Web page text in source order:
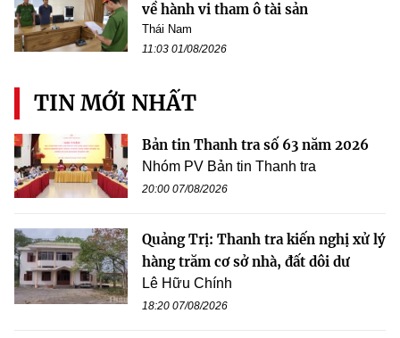
về hành vi tham ô tài sản
Thái Nam
11:03 01/08/2026
TIN MỚI NHẤT
Bản tin Thanh tra số 63 năm 2026
Nhóm PV Bản tin Thanh tra
20:00 07/08/2026
Quảng Trị: Thanh tra kiến nghị xử lý
hàng trăm cơ sở nhà, đất dôi dư
Lê Hữu Chính
18:20 07/08/2026